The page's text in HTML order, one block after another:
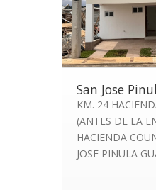
San Jose
KM. 24
(ANTES DE LA
HACIENDA
JOSE PINULA